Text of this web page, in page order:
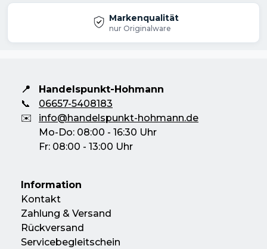
Markenqualität
nur Originalware
📍
Handelspunkt-Hohmann
📞
06657-5408183
✉️
info@handelspunkt-hohmann.de
Mo-Do: 08:00 - 16:30 Uhr
Fr: 08:00 - 13:00 Uhr
Information
Kontakt
Zahlung & Versand
Rückversand
Servicebegleitschein